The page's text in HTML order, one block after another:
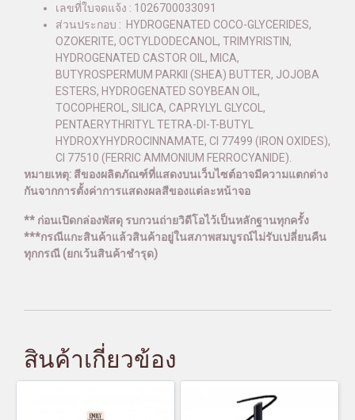
เลขที่ใบจดแจ้ง : 1026700033091
ส่วนประกอบ : HYDROGENATED COCO-GLYCERIDES,
OZOKERITE, OCTYLDODECANOL, TRIMYRISTIN,
HYDROGENATED CASTOR OIL, MICA,
BUTYROSPERMUM PARKII (SHEA) BUTTER, JOJOBA
ESTERS, HYDROGENATED SOYBEAN OIL,
TOCOPHEROL, SILICA, CAPRYLYL GLYCOL,
PENTAERYTHRITYL TETRA-DI-T-BUTYL
HYDROXYHYDROCINNAMATE, CI 77499 (IRON OXIDES),
CI 77510 (FERRIC AMMONIUM FERROCYANIDE).
หมายเหตุ: สีของผลิตภัณฑ์ที่แสดงบนเว็บไซต์อาจมีความแตกต่าง
กันจากการตั้งค่าการแสดงผลสีของแต่ละหน้าจอ
** ก่อนเปิดกล่องพัสดุ รบกวนถ่ายวิดีโอไว้เป็นหลักฐานทุกครั้ง
***กรณีแกะสินค้าแล้วสินค้าอยู่ในสภาพสมบูรณ์ไม่รับเปลี่ยนคืน
ทุกกรณี (ยกเว้นสินค้าชำรุด)
สินค้าเกี่ยวข้อง